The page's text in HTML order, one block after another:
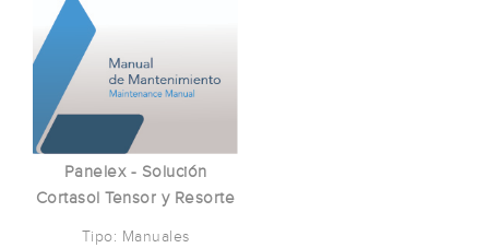
Panelex - Solución
Cortasol Tensor y Resorte
Tipo: Manuales